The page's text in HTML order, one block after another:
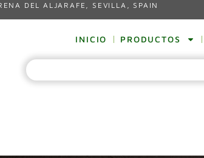
DEL ALJARAFE, SEVILLA, SPAIN
INICIO PRODUCTOS